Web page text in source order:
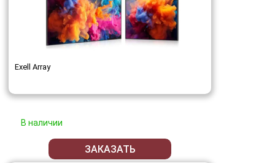
Exell Array
В наличии
ЗАКАЗАТЬ